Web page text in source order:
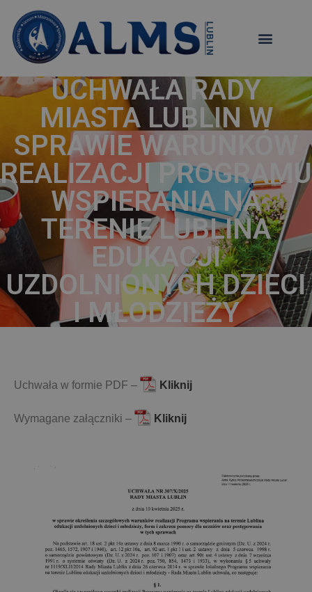
UCHWAŁA RADY
MIASTA LUBLIN W
SPRAWIE WARUNKÓW
REALIZACJI PROGRAMU
WSPIERANIA NA
TERENIE LUBLINA
EDUKACJI
UZDOLNIONYCH DZIECI
I MŁODZIEŻY
Uchwała w formie PDF – Kliknij
Wymagane załączniki – Kliknij